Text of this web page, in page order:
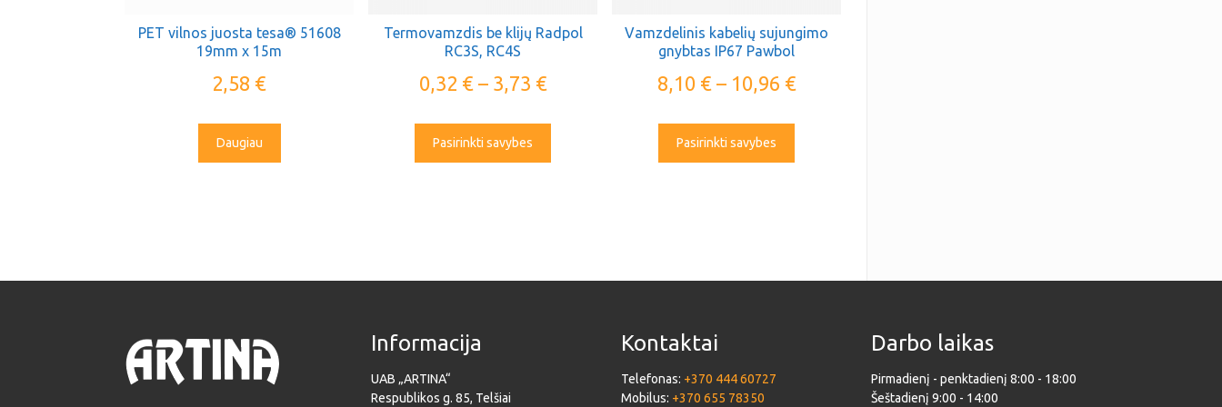
PET vilnos juosta tesa® 51608
19mm x 15m
2,58 €
Daugiau
Termovamzdis be klijų Radpol
RC3S, RC4S
0,32 €– 3,73 €
Pasirinkti savybes
Vamzdelinis kabelių sujungimo
gnybtas IP67 Pawbol
8,10 €– 10,96 €
Pasirinkti savybes
Informacija
UAB „ARTINA“
Respublikos g. 85, Telšiai
Kontaktai
Telefonas: +370 444 60727
Mobilus: +370 655 78350
Darbo laikas
Pirmadienį - penktadienį 8:00 - 18:00
Šeštadienį 9:00 - 14:00